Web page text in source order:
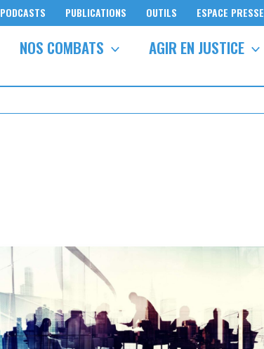
PODCASTS PUBLICATIONS OUTILS ESPACE PRESSE
NOS COMBATS AGIR EN JUSTICE